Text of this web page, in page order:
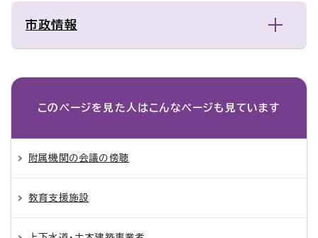
市政情報
このページを見た人は こんなページも見ています
附属機関の会議の傍聴
教育支援施設